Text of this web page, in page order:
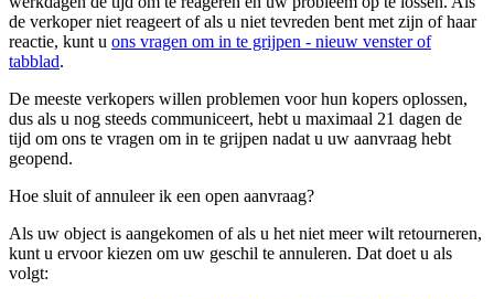
de verkoper niet reageert of als u niet tevreden bent met zijn of haar
reactie, kunt u ons vragen om in te grijpen - nieuw venster of
tabblad.
De meeste verkopers willen problemen voor hun kopers oplossen,
dus als u nog steeds communiceert, hebt u maximaal 21 dagen de
tijd om ons te vragen om in te grijpen nadat u uw aanvraag hebt
geopend.
Hoe sluit of annuleer ik een open aanvraag?
Als uw object is aangekomen of als u het niet meer wilt retourneren,
kunt u ervoor kiezen om uw geschil te annuleren. Dat doet u als
volgt: